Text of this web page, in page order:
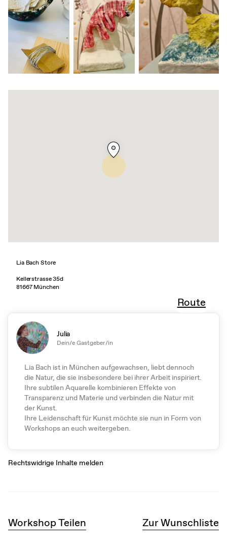
Lia Bach Store
Kellerstrasse 35d
81667 München
Route
Julia
Dein/e Gastgeber/in
Lia Bach ist in München aufgewachsen, liebt dennoch
die Natur, die sie insbesondere bei ihrer Arbeit inspiriert.
Ihre subtilen Aquarelle kombinieren Effekte von
Transparenz und Materie und verbinden die Natur mit
der Kunst.
Ihre Leidenschaft für Kunst möchte sie nun in Form von
Workshops an euch weitergeben.
Rechtswidrige Inhalte melden
Workshop Teilen Zur Wunschliste